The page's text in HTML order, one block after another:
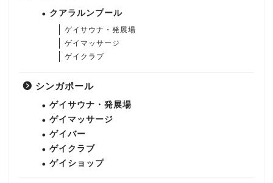
クアラルンプール
ゲイサウナ・発展場
ゲイマッサージ
ゲイクラブ
シンガポール
ゲイサウナ・発展場
ゲイマッサージ
ゲイバー
ゲイクラブ
ゲイショップ